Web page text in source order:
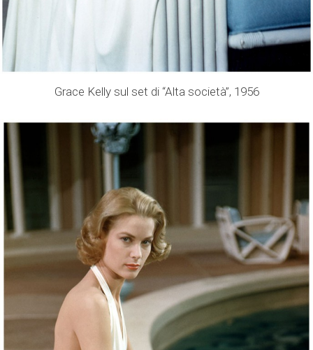
Grace Kelly sul set di “Alta società”, 1956